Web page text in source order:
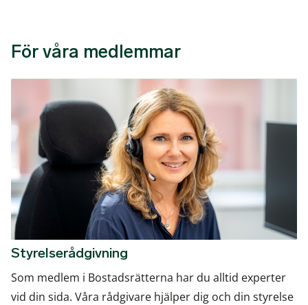
För våra medlemmar
Styrelserådgivning
Som medlem i Bostadsrätterna har du alltid experter
vid din sida. Våra rådgivare hjälper dig och din styrelse